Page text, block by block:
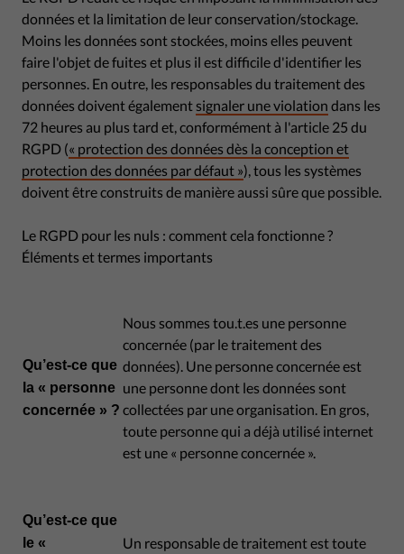
données et la limitation de leur conservation/stockage.
Moins les données sont stockées, moins elles peuvent
faire l'objet de fuites et plus il est difficile d'identifier les
personnes. En outre, les responsables du traitement des
données doivent également signaler une violation dans les
72 heures au plus tard et, conformément à l'article 25 du
RGPD (« protection des données dès la conception et
protection des données par défaut »), tous les systèmes
doivent être construits de manière aussi sûre que possible.
Le RGPD pour les nuls : comment cela fonctionne ?
Éléments et termes importants
Qu’est-ce que
la « personne
concernée » ?
Nous sommes tou.t.es une personne
concernée (par le traitement des
données). Une personne concernée est
une personne dont les données sont
collectées par une organisation. En gros,
toute personne qui a déjà utilisé internet
est une « personne concernée ».
Qu’est-ce que
le «
Un responsable de traitement est toute